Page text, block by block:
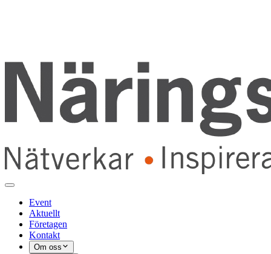
Event
Aktuellt
Företagen
Kontakt
Om oss